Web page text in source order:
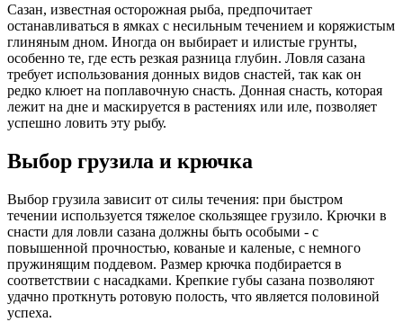
Сазан, известная осторожная рыба, предпочитает
останавливаться в ямках с несильным течением и коряжистым
глиняным дном. Иногда он выбирает и илистые грунты,
особенно те, где есть резкая разница глубин. Ловля сазана
требует использования донных видов снастей, так как он
редко клюет на поплавочную снасть. Донная снасть, которая
лежит на дне и маскируется в растениях или иле, позволяет
успешно ловить эту рыбу.
Выбор грузила и крючка
Выбор грузила зависит от силы течения: при быстром
течении используется тяжелое скользящее грузило. Крючки в
снасти для ловли сазана должны быть особыми - с
повышенной прочностью, кованые и каленые, с немного
пружинящим поддевом. Размер крючка подбирается в
соответствии с насадками. Крепкие губы сазана позволяют
удачно проткнуть ротовую полость, что является половиной
успеха.